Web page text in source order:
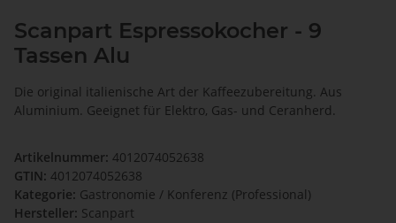
Scanpart Espressokocher - 9
Tassen Alu
Die original italienische Art der Kaffeezubereitung. Aus
Aluminium. Geeignet für Elektro, Gas- und Ceranherd.
Artikelnummer: 4012074052638
GTIN: 4012074052638
Kategorie: Gastronomie / Konferenz (Professional)
Hersteller: Scanpart